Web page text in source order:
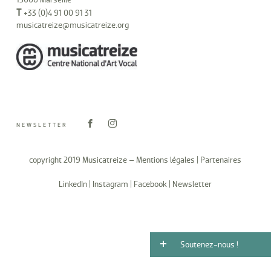
Soutenez-nous !
T+33 (0)4 91 00 91 31
musicatreize@musicatreize.org
NEWSLETTER
copyright 2019 Musicatreize –Mentions légales Partenaires
LinkedIn Instagram Facebook Newsletter